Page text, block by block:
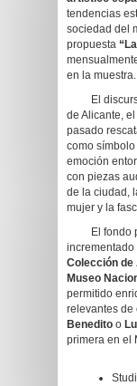
tendencias
sociedad del
propuesta
en la muestra.
El discurso
de Alicante,
pasado
como
emoción
con piezas
de la ciudad,
mujer y la
El fondo
Colección de
Museo
permitido
relevantes de
Benedito o
primera en el